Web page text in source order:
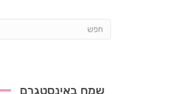
שמח באינסטגרם